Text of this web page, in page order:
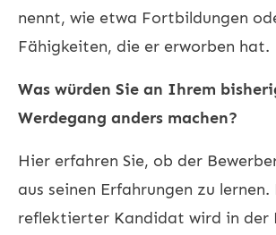
nennt, wie etwa Fortbildungen
Fähigkeiten, die er erworben hat.
Was würden Sie an Ihrem
Werdegang anders machen?
Hier erfahren Sie, ob der
aus seinen Erfahrungen zu lernen.
reflektierter Kandidat wird in der